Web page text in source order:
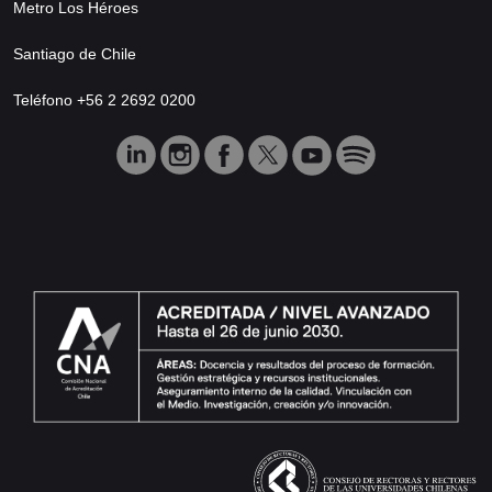
Metro Los Héroes
Santiago de Chile
Teléfono +56 2 2692 0200